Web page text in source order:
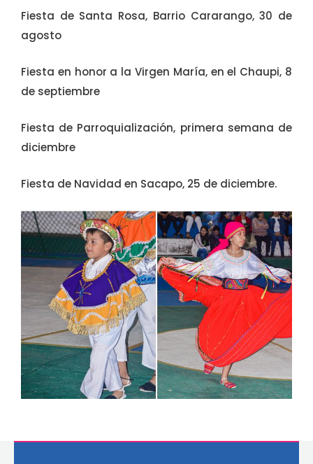
Fiesta de Santa Rosa, Barrio Cararango, 30 de
agosto
Fiesta en honor a la Virgen María, en el Chaupi, 8
de septiembre
Fiesta de Parroquialización, primera semana de
diciembre
Fiesta de Navidad en Sacapo, 25 de diciembre.